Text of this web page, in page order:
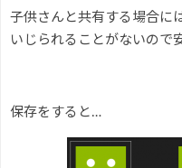
子供さんと共有する場合に
いじられることがないので
保存をすると…